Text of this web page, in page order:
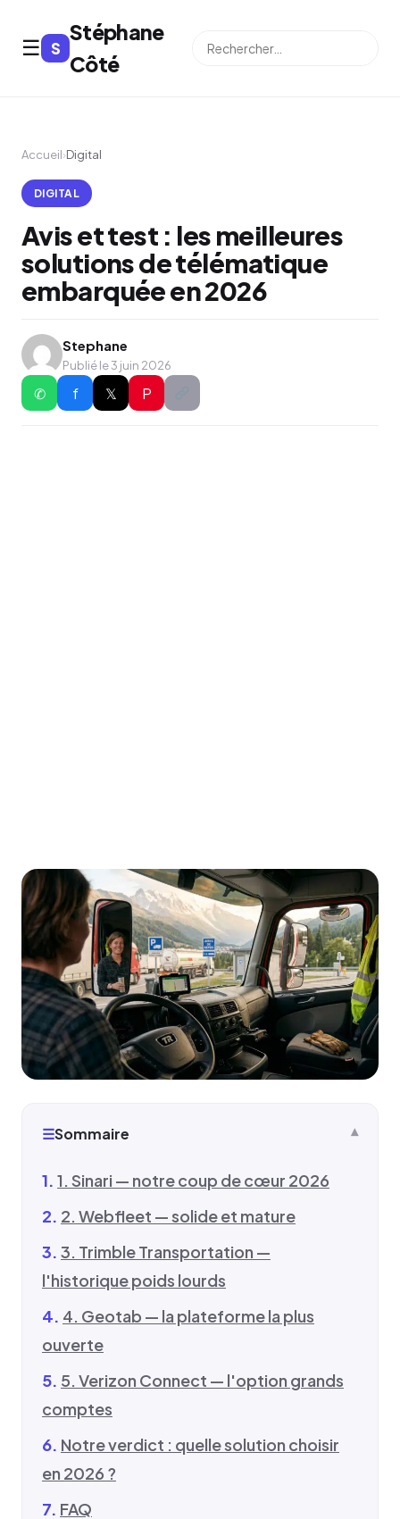
☰ S
Stéphane
Côté
Accueil›Digital
DIGITAL
Avis et test : les meilleures
solutions de télématique
embarquée en 2026
Stephane
Publié le 3 juin 2026
✆ f 𝕏 P
☰Sommaire
1. Sinari — notre coup de cœur 2026
2. Webfleet — solide et mature
3. Trimble Transportation —
l'historique poids lourds
4. Geotab — la plateforme la plus
ouverte
5. Verizon Connect — l'option grands
comptes
Notre verdict : quelle solution choisir
en 2026 ?
FAQ